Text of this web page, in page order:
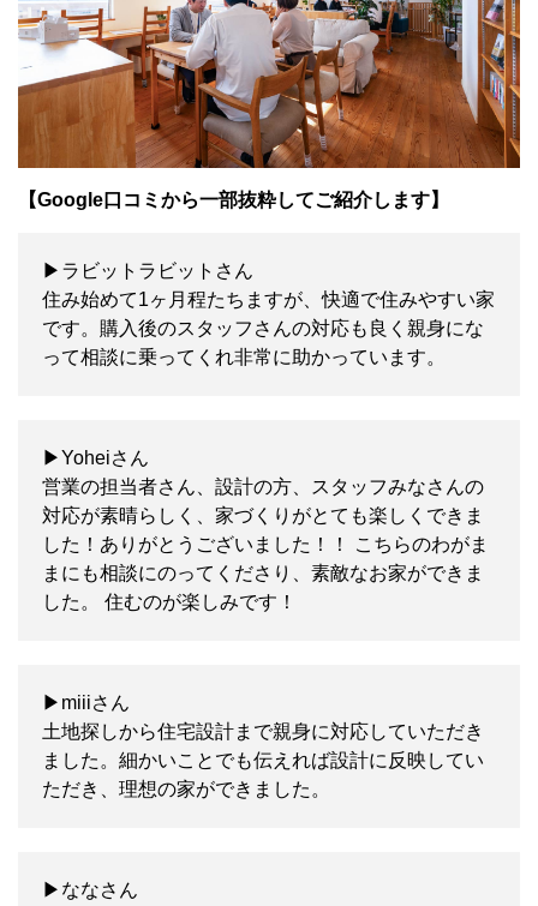
【Google口コミから一部抜粋してご紹介します】
▶ラビットラビットさん
住み始めて1ヶ月程たちますが、快適で住みやすい家
です。購入後のスタッフさんの対応も良く親身にな
って相談に乗ってくれ非常に助かっています。
▶Yoheiさん
営業の担当者さん、設計の方、スタッフみなさんの
対応が素晴らしく、家づくりがとても楽しくできま
した！ありがとうございました！！ こちらのわがま
まにも相談にのってくださり、素敵なお家ができま
した。 住むのが楽しみです！
▶miiiさん
土地探しから住宅設計まで親身に対応していただき
ました。細かいことでも伝えれば設計に反映してい
ただき、理想の家ができました。
▶ななさん